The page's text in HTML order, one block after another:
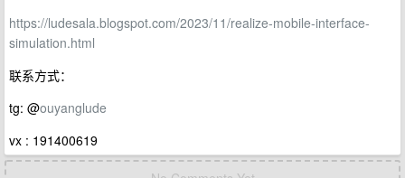
https://ludesala.blogspot.com/2023/11/realize-mobile-interface-
simulation.html
联系方式：
tg: @ouyanglude
vx : 191400619